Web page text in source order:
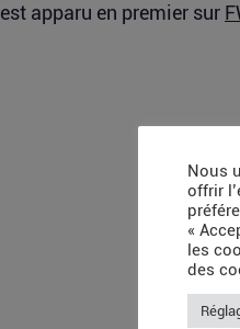
est apparu en premier sur
Nous
offrir
«
les
des